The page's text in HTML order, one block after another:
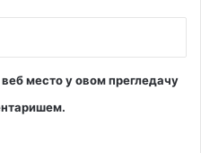
место у овом прегледачу